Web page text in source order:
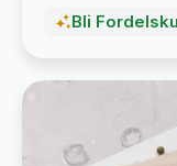
Bli